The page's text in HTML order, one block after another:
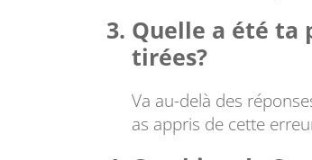
Quelle a été ta
tirées?
Va au-delà des
as appris de cette